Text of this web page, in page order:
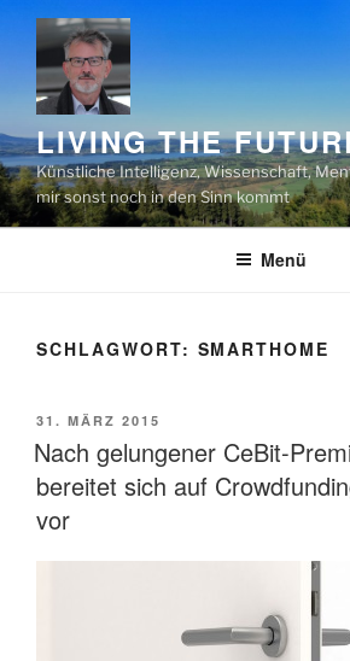
Zum
Inhalt
springen
LIVING THE
Künstliche Intelligenz, Wissenschaft,
mir sonst noch in den Sinn kommt
Menü
SCHLAGWORT: SMARTHOME
VERÖFFENTLICHT
AM
31. MÄRZ 2015
Nach gelungener CeBit-
bereitet sich auf
vor